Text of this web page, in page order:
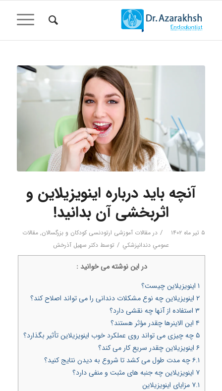
آنچه باید درباره اینویزیلاین و
اثربخشی آن بدانید!
۵ تیر ماه ۱۴۰۲ / در مقالات آموزشی ارتودنسی کودکان و بزرگسالان, مقالات
عمومي دندانپزشكي / توسط دکتر سهیل آذرخش
در اين نوشته می خوانيد :
۱اینویزیلاین چیست؟
۲اینویزیلاین چه نوع مشکلات دندانی را می تواند اصلاح کند؟
۳استفاده از آنها چه نقشی دارد؟
۴این الاینرها چقدر مؤثر هستند؟
۵چه چیزی می تواند روی عملکرد خوب اینویزیلاین تأثیر بگذارد؟
۶اینویزیلاین چقدر سریع کار می کند؟
۶.۱چه مدت طول می کشد تا شروع به دیدن نتایج کنید؟
۷ اینویزیلاین چه جنبه های مثبت و منفی دارد؟
۷.۱ مزایای اینویزیلاین